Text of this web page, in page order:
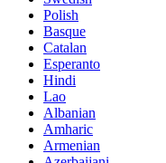
Polish
Basque
Catalan
Esperanto
Hindi
Lao
Albanian
Amharic
Armenian